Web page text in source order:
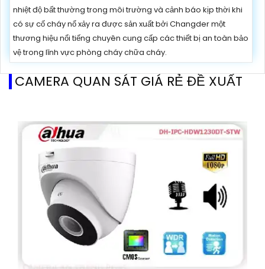
nhiệt độ bất thường trong môi trường và cảnh báo kịp thời khi
có sự cố cháy nổ xảy ra được sản xuất bởi Changder một
thương hiệu nổi tiếng chuyên cung cấp các thiết bị an toàn bảo
vệ trong lĩnh vực phòng cháy chữa cháy.
CAMERA QUAN SÁT GIÁ RẺ ĐỀ XUẤT